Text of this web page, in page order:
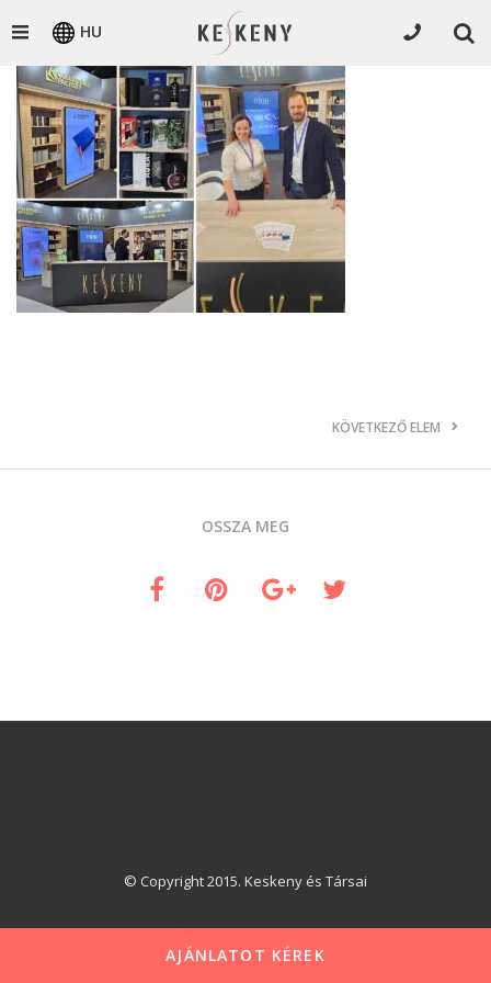
HU
KÖVETKEZŐ ELEM
OSSZA MEG
© Copyright 2015. Keskeny és Társai
AJÁNLATOT KÉREK